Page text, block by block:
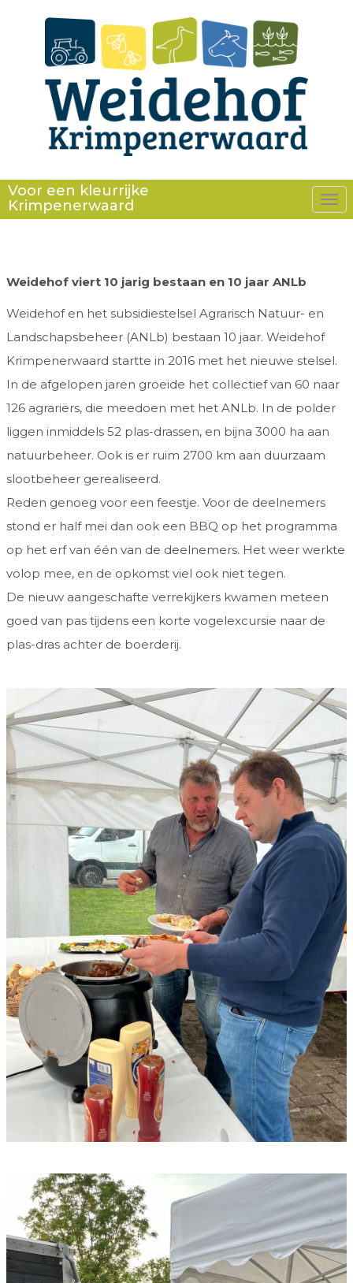
Voor een kleurrijke
Krimpenerwaard
Weidehof viert 10 jarig bestaan en 10 jaar ANLb
Weidehof en het subsidiestelsel Agrarisch Natuur- en
Landschapsbeheer (ANLb) bestaan 10 jaar. Weidehof
Krimpenerwaard startte in 2016 met het nieuwe stelsel.
In de afgelopen jaren groeide het collectief van 60 naar
126 agrariërs, die meedoen met het ANLb. In de polder
liggen inmiddels 52 plas-drassen, en bijna 3000 ha aan
natuurbeheer. Ook is er ruim 2700 km aan duurzaam
slootbeheer gerealiseerd.
Reden genoeg voor een feestje. Voor de deelnemers
stond er half mei dan ook een BBQ op het programma
op het erf van één van de deelnemers. Het weer werkte
volop mee, en de opkomst viel ook niet tegen.
De nieuw aangeschafte verrekijkers kwamen meteen
goed van pas tijdens een korte vogelexcursie naar de
plas-dras achter de boerderij.